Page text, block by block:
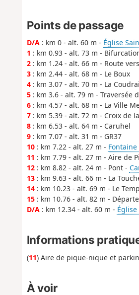
Points de passage
D/A: km 0 - alt. 60 m - Église
1 : km 0.93 - alt. 73 m -
2: km 1.24 - alt. 66 m - Route
3: km 2.44 - alt. 68 m - Le Boux
4: km 3.07 - alt. 70 m - La
5: km 3.6 - alt. 79 m - Traversée
6: km 4.57 - alt. 68 m - La Ville
7: km 5.39 - alt. 72 m - Croix de
8: km 6.53 - alt. 64 m - Caruhel
9: km 7.07 - alt. 31 m - GR37
10: km 7.22 - alt. 27 m -
11 : km 7.79 - alt. 27 m - Aire de
12: km 8.82 - alt. 24 m - Pont -
13: km 9.63 - alt. 66 m - La
14: km 10.23 - alt. 69 m - Le
15: km 10.76 - alt. 82 m -
D/A: km 12.34 - alt. 60 m -
Informations
(11) Aire de pique-nique et
À voir